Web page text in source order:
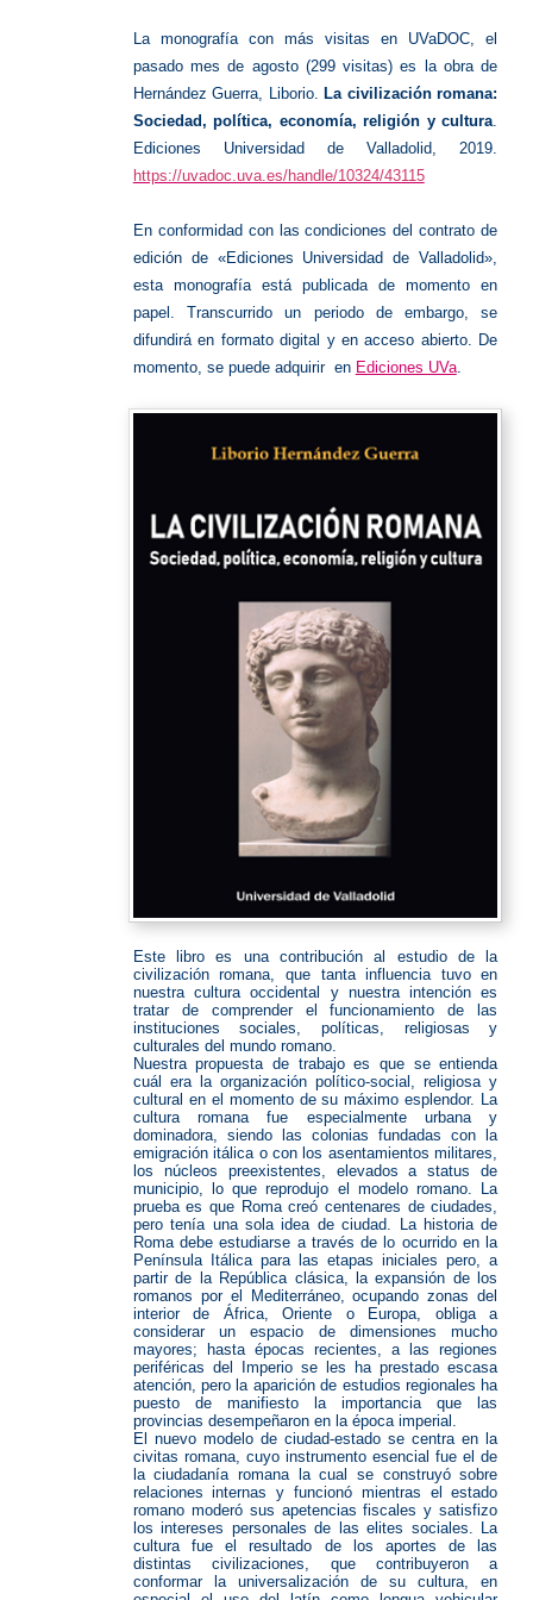
La monografía con más visitas en UVaDOC, el
pasado mes de agosto (299 visitas) es la obra de
Hernández Guerra, Liborio. La civilización romana:
Sociedad, política, economía, religión y cultura.
Ediciones Universidad de Valladolid, 2019.
https://uvadoc.uva.es/handle/10324/43115
En conformidad con las condiciones del contrato de
edición de «Ediciones Universidad de Valladolid»,
esta monografía está publicada de momento en
papel. Transcurrido un periodo de embargo, se
difundirá en formato digital y en acceso abierto. De
momento, se puede adquirir en Ediciones UVa.
Este libro es una contribución al estudio de la
civilización romana, que tanta influencia tuvo en
nuestra cultura occidental y nuestra intención es
tratar de comprender el funcionamiento de las
instituciones sociales, políticas, religiosas y
culturales del mundo romano.
Nuestra propuesta de trabajo es que se entienda
cuál era la organización político-social, religiosa y
cultural en el momento de su máximo esplendor. La
cultura romana fue especialmente urbana y
dominadora, siendo las colonias fundadas con la
emigración itálica o con los asentamientos militares,
los núcleos preexistentes, elevados a status de
municipio, lo que reprodujo el modelo romano. La
prueba es que Roma creó centenares de ciudades,
pero tenía una sola idea de ciudad. La historia de
Roma debe estudiarse a través de lo ocurrido en la
Península Itálica para las etapas iniciales pero, a
partir de la República clásica, la expansión de los
romanos por el Mediterráneo, ocupando zonas del
interior de África, Oriente o Europa, obliga a
considerar un espacio de dimensiones mucho
mayores; hasta épocas recientes, a las regiones
periféricas del Imperio se les ha prestado escasa
atención, pero la aparición de estudios regionales ha
puesto de manifiesto la importancia que las
provincias desempeñaron en la época imperial.
El nuevo modelo de ciudad-estado se centra en la
civitas romana, cuyo instrumento esencial fue el de
la ciudadanía romana la cual se construyó sobre
relaciones internas y funcionó mientras el estado
romano moderó sus apetencias fiscales y satisfizo
los intereses personales de las elites sociales. La
cultura fue el resultado de los aportes de las
distintas civilizaciones, que contribuyeron a
conformar la universalización de su cultura, en